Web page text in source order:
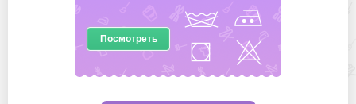
Посмотреть